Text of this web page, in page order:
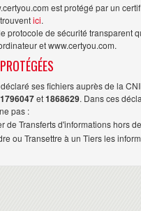
est protégé par un
ici.
protocole de sécurité transparent
et www.certyou.com.
PROTÉGÉES
ses fichiers auprès de la
1796047et1868629. Dans ces
pas :
de Transferts d'informations hors
ou Transettre à un Tiers les